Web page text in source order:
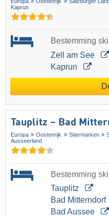
Kaprun
Bestemming
Zell am See
Kaprun
Tauplitz – Bad
Europa Oostenrijk Stiermarken
Ausseerland
Bestemming
Tauplitz
Bad Mitterndorf
Bad Aussee